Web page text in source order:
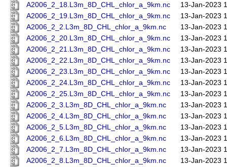
A2006_2_18.L3m_8D_CHL_chlor_a_9km.nc
13-Jan-2023
A2006_2_19.L3m_8D_CHL_chlor_a_9km.nc
13-Jan-2023
A2006_2_2.L3m_8D_CHL_chlor_a_9km.nc
13-Jan-2023
A2006_2_20.L3m_8D_CHL_chlor_a_9km.nc
13-Jan-2023
A2006_2_21.L3m_8D_CHL_chlor_a_9km.nc
13-Jan-2023
A2006_2_22.L3m_8D_CHL_chlor_a_9km.nc
13-Jan-2023
A2006_2_23.L3m_8D_CHL_chlor_a_9km.nc
13-Jan-2023
A2006_2_24.L3m_8D_CHL_chlor_a_9km.nc
13-Jan-2023
A2006_2_25.L3m_8D_CHL_chlor_a_9km.nc
13-Jan-2023
A2006_2_3.L3m_8D_CHL_chlor_a_9km.nc
13-Jan-2023
A2006_2_4.L3m_8D_CHL_chlor_a_9km.nc
13-Jan-2023
A2006_2_5.L3m_8D_CHL_chlor_a_9km.nc
13-Jan-2023
A2006_2_6.L3m_8D_CHL_chlor_a_9km.nc
13-Jan-2023
A2006_2_7.L3m_8D_CHL_chlor_a_9km.nc
13-Jan-2023
A2006_2_8.L3m_8D_CHL_chlor_a_9km.nc
13-Jan-2023